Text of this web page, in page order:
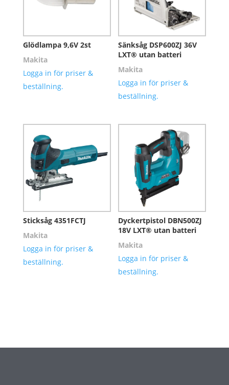
Glödlampa 9,6V 2st
Makita
Logga in för priser &
beställning.
Sänksåg DSP600ZJ 36V
LXT® utan batteri
Makita
Logga in för priser &
beställning.
Sticksåg 4351FCTJ
Makita
Logga in för priser &
beställning.
Dyckertpistol DBN500ZJ
18V LXT® utan batteri
Makita
Logga in för priser &
beställning.